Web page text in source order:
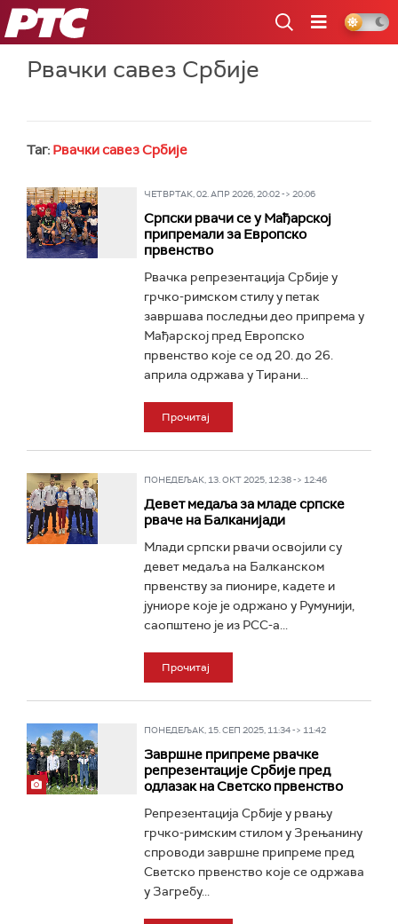
РТС
Рвачки савез Србије
Таг: Рвачки савез Србије
ЧЕТВРТАК, 02. АПР 2026, 20:02 -> 20:06
Српски рвачи се у Мађарској
припремали за Европско
првенство
Рвачка репрезентација Србије у
грчко-римском стилу у петак
завршава последњи део припрема у
Мађарској пред Европско
првенство које се од 20. до 26.
априла одржава у Тирани...
Прочитај
ПОНЕДЕЉАК, 13. ОКТ 2025, 12:38 -> 12:46
Девет медаља за младе српске
рваче на Балканијади
Млади српски рвачи освојили су
девет медаља на Балканском
првенству за пионире, кадете и
јуниоре које је одржано у Румунији,
саопштено је из РСС-а...
Прочитај
ПОНЕДЕЉАК, 15. СЕП 2025, 11:34 -> 11:42
Завршне припреме рвачке
репрезентације Србије пред
одлазак на Светско првенство
Репрезентација Србије у рвању
грчко-римским стилом у Зрењанину
спроводи завршне припреме пред
Светско првенство које се одржава
у Загребу...